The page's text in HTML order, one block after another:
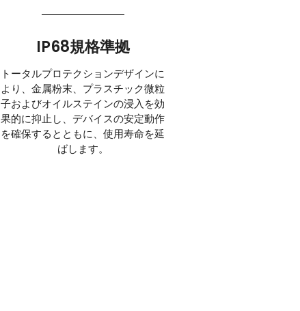
IP68規格準拠
トータルプロテクションデザインに
より、金属粉末、プラスチック微粒
子およびオイルステインの浸入を効
果的に抑止し、デバイスの安定動作
を確保するとともに、使用寿命を延
ばします。